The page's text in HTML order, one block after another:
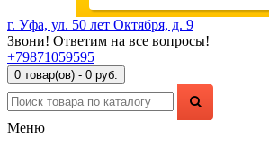
г. Уфа, ул. 50 лет Октября, д. 9
Звони! Ответим на все вопросы!
+79871059595
0 товар(ов) - 0 руб.
Меню